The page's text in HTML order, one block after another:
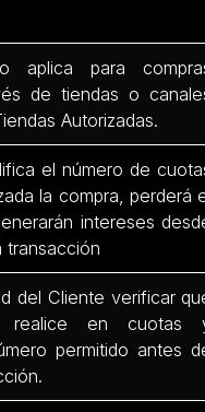
aplica para
de tiendas o
Autorizadas.
el número de
la compra, perderá
intereses
transacción
del Cliente verificar
realice en cuotas
permitido antes